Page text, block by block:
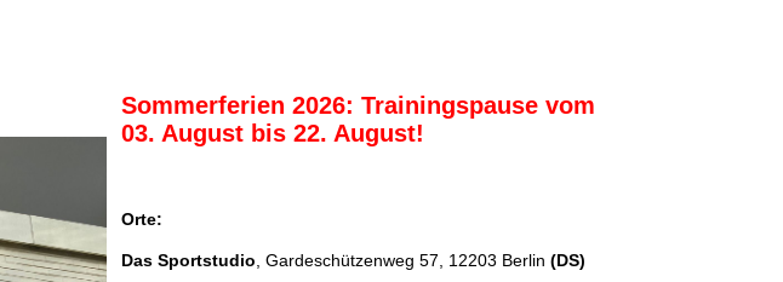
Sommerferien 2026: Trainingspause vom
03. August bis 22. August!
Orte:
Das Sportstudio , Gardeschützenweg 57, 12203 Berlin (DS)